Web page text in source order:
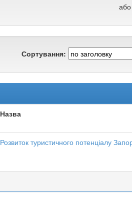
або
Сортування:
Назва
Розвиток туристичного потенціалу